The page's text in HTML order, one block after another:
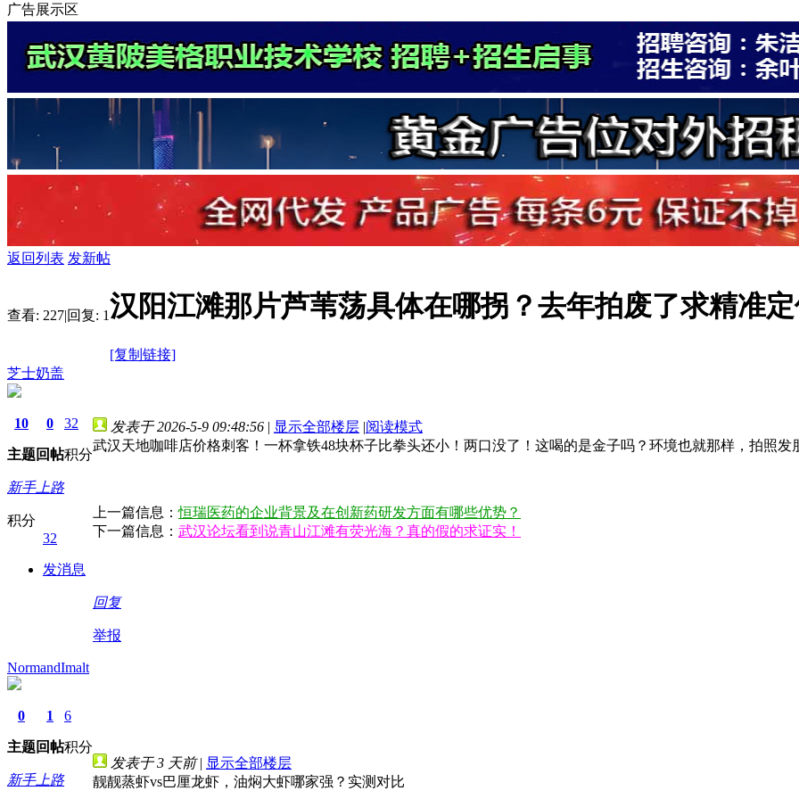
广告展示区
返回列表 发新帖
查看: 227|回复: 1汉阳江滩那片芦苇荡具体在哪拐？去年拍废了求精准
[复制链接]
芝士奶盖
10
主题
0
回帖
32
积分
新手上路
积分
32
发消息
发表于 2026-5-9 09:48:56 | 显示全部楼层 |阅读模式
武汉天地咖啡店价格刺客！一杯拿铁48块杯子比拳头还小！两口没了！这喝的是金子吗？环境也就那样，拍照
上一篇信息：恒瑞医药的企业背景及在创新药研发方面有哪些优势？
下一篇信息： 武汉论坛看到说青山江滩有荧光海？真的假的求证实！
回复
举报
NormandImalt
0
主题
1
回帖
6
积分
新手上路
发表于3 天前 | 显示全部楼层
靓靓蒸虾vs巴厘龙虾，油焖大虾哪家强？实测对比